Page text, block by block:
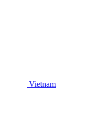
Vietnam